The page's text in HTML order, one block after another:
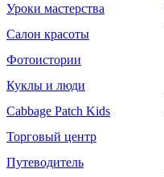
Уроки мастерства
Салон красоты
Фотоистории
Куклы и люди
Cabbage Patch Kids
Торговый центр
Путеводитель